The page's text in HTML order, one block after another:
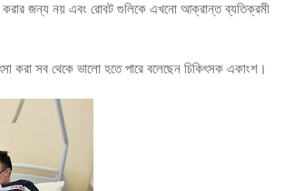
করার জন্য নয় এবং রোবট গুলিকে এখনো আক্রান্ত ব্যতিক্রমী
করা সব থেকে ভালো হতে পারে বলেছেন চিকিৎসক একাংশ।